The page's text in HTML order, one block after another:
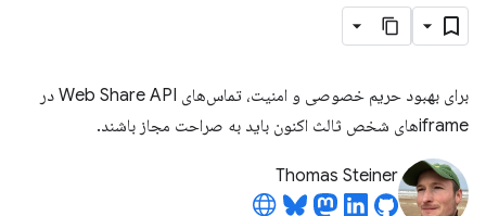
برای بهبود حریم خصوصی و امنیت، تماس‌های Web Share API در
iframe‌های شخص ثالث اکنون باید به صراحت مجاز باشند.
Thomas Steiner